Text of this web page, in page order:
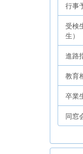
行事
受検
生）
進路
教育
卒業
同窓